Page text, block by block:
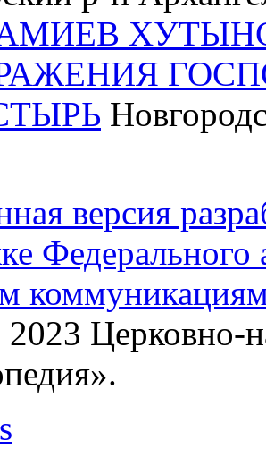
версия
Федерального
Церковно-